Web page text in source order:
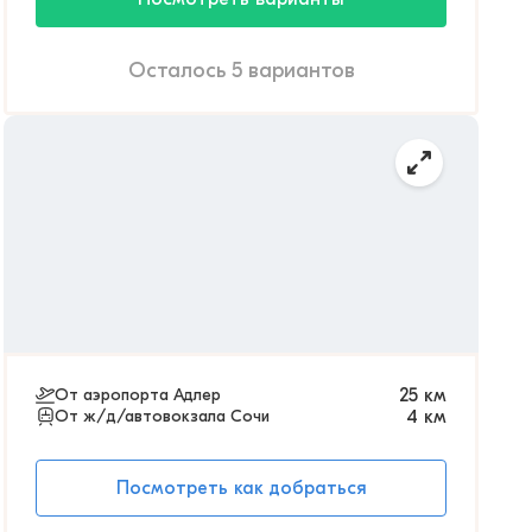
Осталось 5 вариантов
От аэропорта Адлер 25 км
От ж/д/автовокзала Сочи 4 км
Посмотреть как добраться